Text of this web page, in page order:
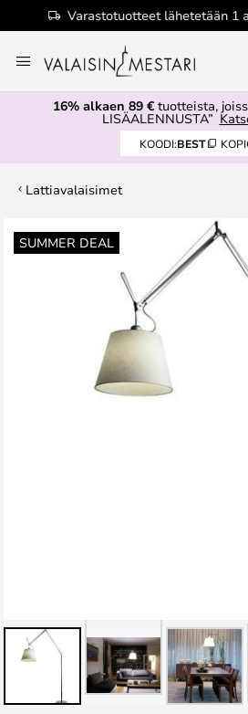
Valtuutettu
to
Content
16% alkaen 89 €tuotteista,
LISÄALENNUSTA”
KOODI:BEST
Lattiavalaisimet
SUMMER DEAL
Skip
to